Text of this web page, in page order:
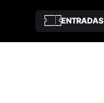
ENTRADAS